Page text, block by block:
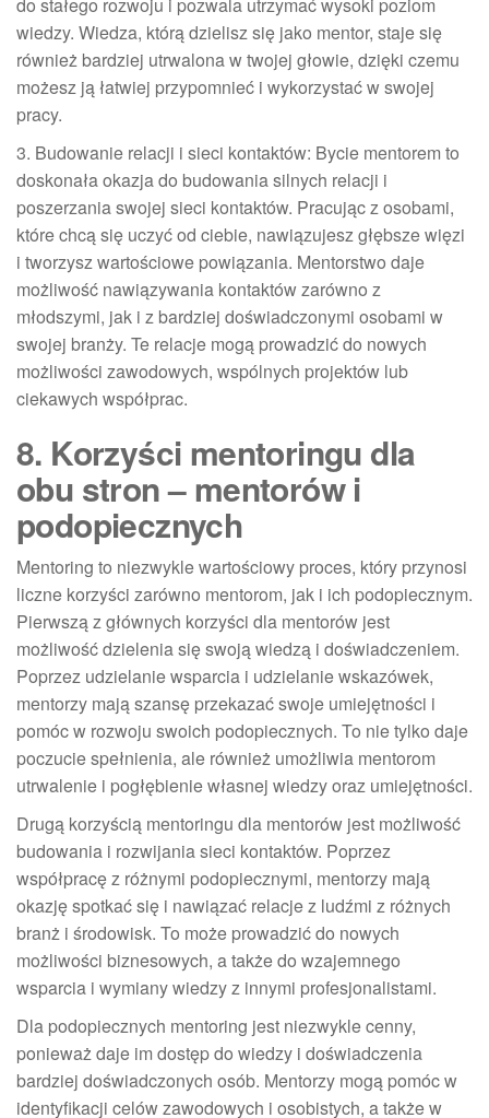
wiedzy. Wiedza, którą dzielisz się jako mentor, staje się
również bardziej utrwalona w twojej głowie, dzięki czemu
możesz ją łatwiej przypomnieć i wykorzystać w swojej
pracy.
3. Budowanie relacji i sieci kontaktów: Bycie mentorem to
doskonała okazja do budowania silnych relacji i
poszerzania swojej sieci kontaktów. Pracując z osobami,
które chcą się uczyć od ciebie, nawiązujesz głębsze więzi
i tworzysz wartościowe powiązania. Mentorstwo daje
możliwość nawiązywania kontaktów zarówno z
młodszymi, jak i z bardziej doświadczonymi osobami w
swojej branży. Te relacje mogą prowadzić do nowych
możliwości zawodowych, wspólnych projektów lub
ciekawych współprac.
8. Korzyści mentoringu dla
obu stron – mentorów i
podopiecznych
Mentoring to niezwykle wartościowy proces, który przynosi
liczne korzyści zarówno mentorom, jak i ich podopiecznym.
Pierwszą z głównych korzyści dla mentorów jest
możliwość dzielenia się swoją wiedzą i doświadczeniem.
Poprzez udzielanie wsparcia i udzielanie wskazówek,
mentorzy mają szansę przekazać swoje umiejętności i
pomóc w rozwoju swoich podopiecznych. To nie tylko daje
poczucie spełnienia, ale również umożliwia mentorom
utrwalenie i pogłębienie własnej wiedzy oraz umiejętności.
Drugą korzyścią mentoringu dla mentorów jest możliwość
budowania i rozwijania sieci kontaktów. Poprzez
współpracę z różnymi podopiecznymi, mentorzy mają
okazję spotkać się i nawiązać relacje z ludźmi z różnych
branż i środowisk. To może prowadzić do nowych
możliwości biznesowych, a także do wzajemnego
wsparcia i wymiany wiedzy z innymi profesjonalistami.
Dla podopiecznych mentoring jest niezwykle cenny,
ponieważ daje im dostęp do wiedzy i doświadczenia
bardziej doświadczonych osób. Mentorzy mogą pomóc w
identyfikacji celów zawodowych i osobistych, a także w